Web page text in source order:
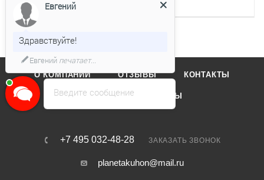
62 дб
О КОМПАНИИ ОТЗЫВЫ КОНТАКТЫ
КАТАЛОГ БРЕНДЫ
+7 495 032-48-28 ЗАКАЗАТЬ ЗВОНОК
planetakuhon@mail.ru
Введите сообщение
Евгений
Здравствуйте!
Евгенийпечатает...